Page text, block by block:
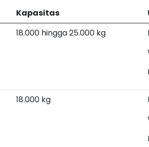
Kapasitas
18.000 hingga 25.000 kg
18.000 kg